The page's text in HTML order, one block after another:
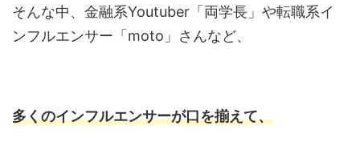
そんな中、金融系Youtuber「両学長」や転職系イ
ンフルエンサー「moto」さんなど、
多くのインフルエンサーが口を揃えて、